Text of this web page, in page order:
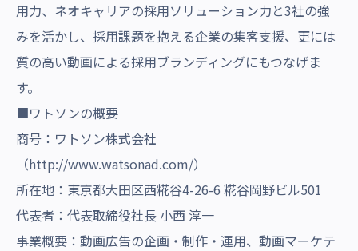
用力、ネオキャリアの採用ソリューション力と3社の強
みを活かし、採用課題を抱える企業の集客支援、更には
質の高い動画による採用ブランディングにもつなげま
す。
■ワトソンの概要
商号：ワトソン株式会社
（http://www.watsonad.com/）
所在地：東京都大田区西糀谷4-26-6 糀谷岡野ビル501
代表者：代表取締役社長 小西 淳一
事業概要：動画広告の企画・制作・運用、動画マーケテ